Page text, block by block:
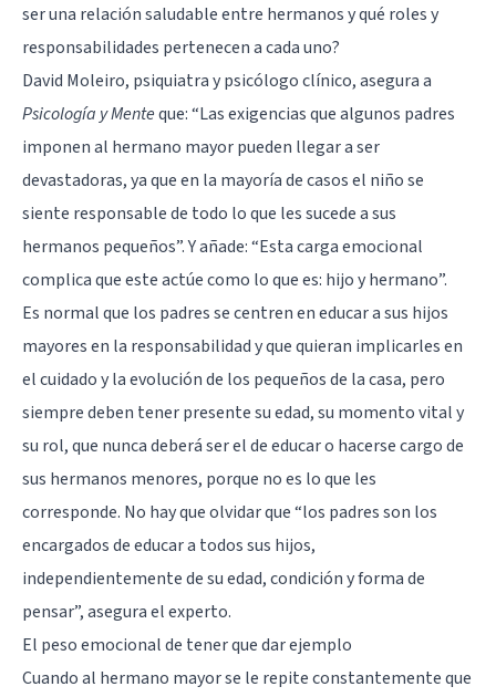
ser una relación saludable entre hermanos y qué roles y
responsabilidades pertenecen a cada uno?
David Moleiro, psiquiatra y psicólogo clínico, asegura a
Psicología y Menteque: “Las exigencias que algunos padres
imponen al hermano mayor pueden llegar a ser
devastadoras, ya que en la mayoría de casos el niño se
siente responsable de todo lo que les sucede a sus
hermanos pequeños”. Y añade: “Esta carga emocional
complica que este actúe como lo que es: hijo y hermano”.
Es normal que los padres se centren en educar a sus hijos
mayores en la responsabilidad y que quieran implicarles en
el cuidado y la evolución de los pequeños de la casa, pero
siempre deben tener presente su edad, su momento vital y
su rol, que nunca deberá ser el de educar o hacerse cargo de
sus hermanos menores, porque no es lo que les
corresponde. No hay que olvidar que “los padres son los
encargados de educar a todos sus hijos,
independientemente de su edad, condición y forma de
pensar”, asegura el experto.
El peso emocional de tener que dar ejemplo
Cuando al hermano mayor se le repite constantemente que